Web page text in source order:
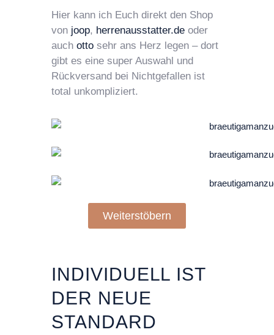
Hier kann ich Euch direkt den Shop
von joop, herrenausstatter.de oder
auch otto sehr ans Herz legen – dort
gibt es eine super Auswahl und
Rückversand bei Nichtgefallen ist
total unkompliziert.
Weiterstöbern
INDIVIDUELL IST
DER NEUE
STANDARD